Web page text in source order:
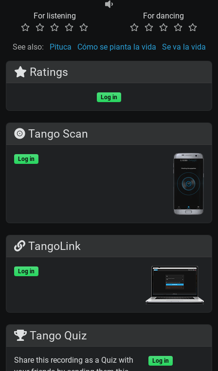
For listening For dancing
See also: Pituca Cómo se pianta la vida Se va la vida
Ratings
Log in
Tango Scan
Log in
TangoLink
Log in
Tango Quiz
Share this recording as a Quiz with
Log in